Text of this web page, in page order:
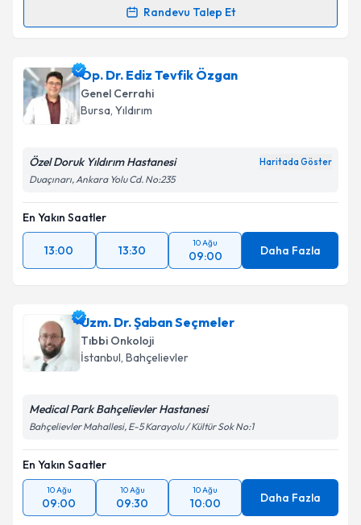
Randevu Talep Et
için bir takvim hazırlandığında e-posta ile
bilgilendireceğiz.
E-posta Adresiniz
Kişisel verilerimin işlenmesine ilişkinAydınlatma
Metni
kapsamda işlenmesini kabul ediyorum.
Op. Dr. Ediz Tevfik Özgan
Genel Cerrahi
Bursa, Yıldırım
Özel Doruk Yıldırım Hastanesi Haritada Göster
Duaçınarı, Ankara Yolu Cd. No:235
En Yakın Saatler
13:00 13:30
10 Ağu
09:00 Daha Fazla
Uzm. Dr. Şaban Seçmeler
Tıbbi Onkoloji
İstanbul, Bahçelievler
Medical Park Bahçelievler Hastanesi
Bahçelievler Mahallesi, E-5 Karayolu / Kültür Sok No:1
En Yakın Saatler
10 Ağu
09:00
10 Ağu
09:30
10 Ağu
10:00 Daha Fazla